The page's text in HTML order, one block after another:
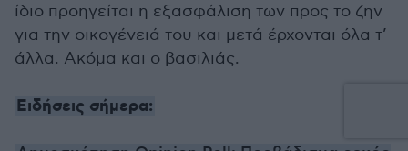
ίδιο προηγείται η εξασφάλιση των προς το ζην
για την οικογένειά του και μετά έρχονται όλα τ’
άλλα. Ακόμα και ο βασιλιάς.
Ειδήσεις σήμερα: